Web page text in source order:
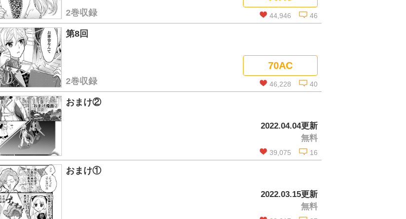
コメントを見る
44,946 46
2巻収録
コメントを見る
第8回
70AC
46,228 40
2巻収録
おまけ②
2022.04.04更新
無料
39,075 16
おまけ①
2022.03.15更新
無料